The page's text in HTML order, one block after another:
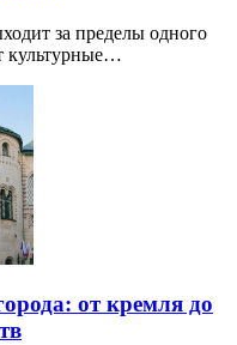
за пределы одного
культурные…
от кремля до